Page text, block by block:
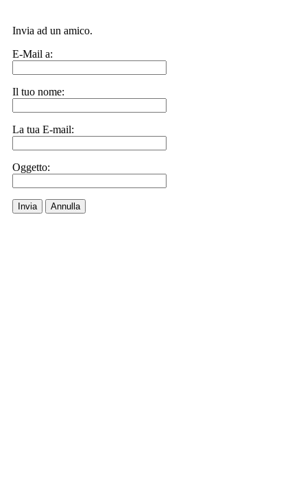
Invia ad un amico.
E-Mail a:
Il tuo nome:
La tua E-mail:
Oggetto:
Invia Annulla